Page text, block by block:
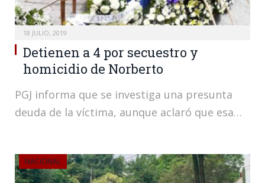
18 JULIO, 2019
Detienen a 4 por secuestro y
homicidio de Norberto
PGJ informa que se investiga una presunta
deuda de la víctima, aunque aclaró que esa…
NACIONAL